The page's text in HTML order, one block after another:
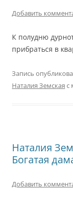
Добавить
К полудню
прибраться в
Запись
Наталия Земская с
Наталия
Богатая
Добавить